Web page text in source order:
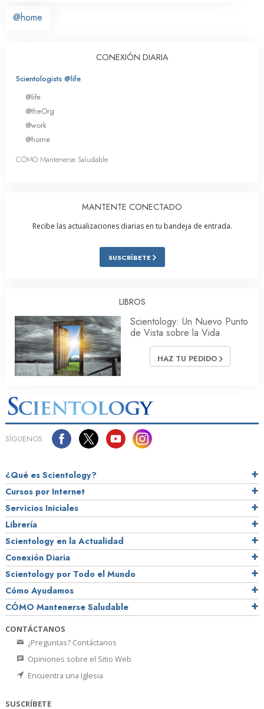
@home
CONEXIÓN DIARIA
Scientologists @life
@life
@theOrg
@work
@home
CÓMO Mantenerse Saludable
MANTENTE CONECTADO
Recibe las actualizaciones diarias en tu bandeja de entrada.
SUSCRÍBETE
LIBROS
Scientology: Un Nuevo Punto
de Vista sobre la Vida
HAZ TU PEDIDO
SÍGUENOS
¿Qué es Scientology?
Cursos por Internet
Servicios Iniciales
Librería
Scientology en la Actualidad
Conexión Diaria
Scientology por Todo el Mundo
Cómo Ayudamos
CÓMO Mantenerse Saludable
CONTÁCTANOS
¿Preguntas? Contáctanos
Opiniones sobre el Sitio Web
Encuentra una Iglesia
SUSCRÍBETE